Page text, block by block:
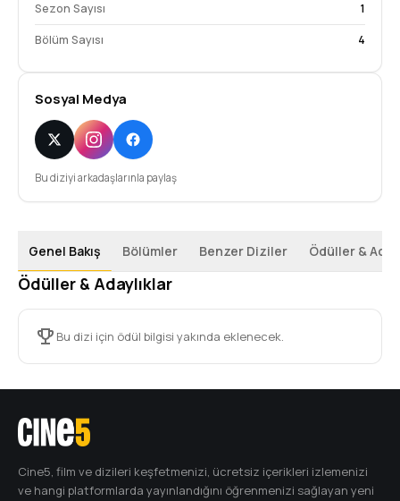
Sezon Sayısı 1
Bölüm Sayısı 4
Sosyal Medya
Bu diziyi arkadaşlarınla paylaş
Genel Bakış Bölümler Benzer Diziler Ödüller &
Ödüller & Adaylıklar
Bu dizi için ödül bilgisi yakında eklenecek.
Cine5, film ve dizileri keşfetmenizi, ücretsiz içerikleri izlemenizi
ve hangi platformlarda yayınlandığını öğrenmenizi sağlayan yeni